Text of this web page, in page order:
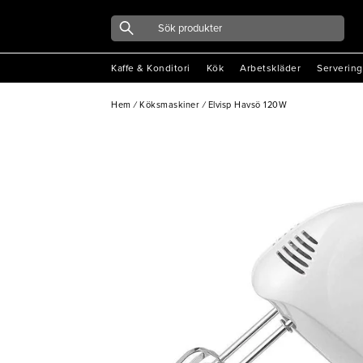
Kaffe & Konditori Kök Arbetskläder Servering
Hem / Köksmaskiner / Elvisp Havsö 120W